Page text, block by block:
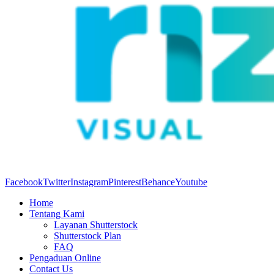
FacebookTwitterInstagramPinterestBehanceYoutube
Home
Tentang Kami
Layanan Shutterstock
Shutterstock Plan
FAQ
Pengaduan Online
Contact Us